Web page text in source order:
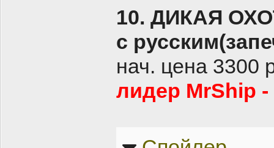
10. ДИКАЯ
с
нач. цена 3300
лидер MrShip -